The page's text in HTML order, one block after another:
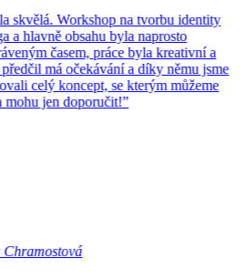
skvělá. Workshop na tvorbu identity
a hlavně obsahu byla naprosto
časem, práce byla kreativní a
má očekávání a díky němu jsme
celý koncept, se kterým můžeme
mohu jen doporučit!”